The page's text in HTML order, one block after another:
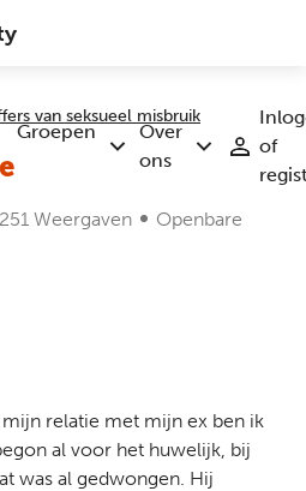
Groepen
Submenu
Over
ons
Submenu
of
van seksueel misbruik
251 Weergaven
Openbare
relatie met mijn ex ben ik
al voor het huwelijk, bij
was al gedwongen. Hij